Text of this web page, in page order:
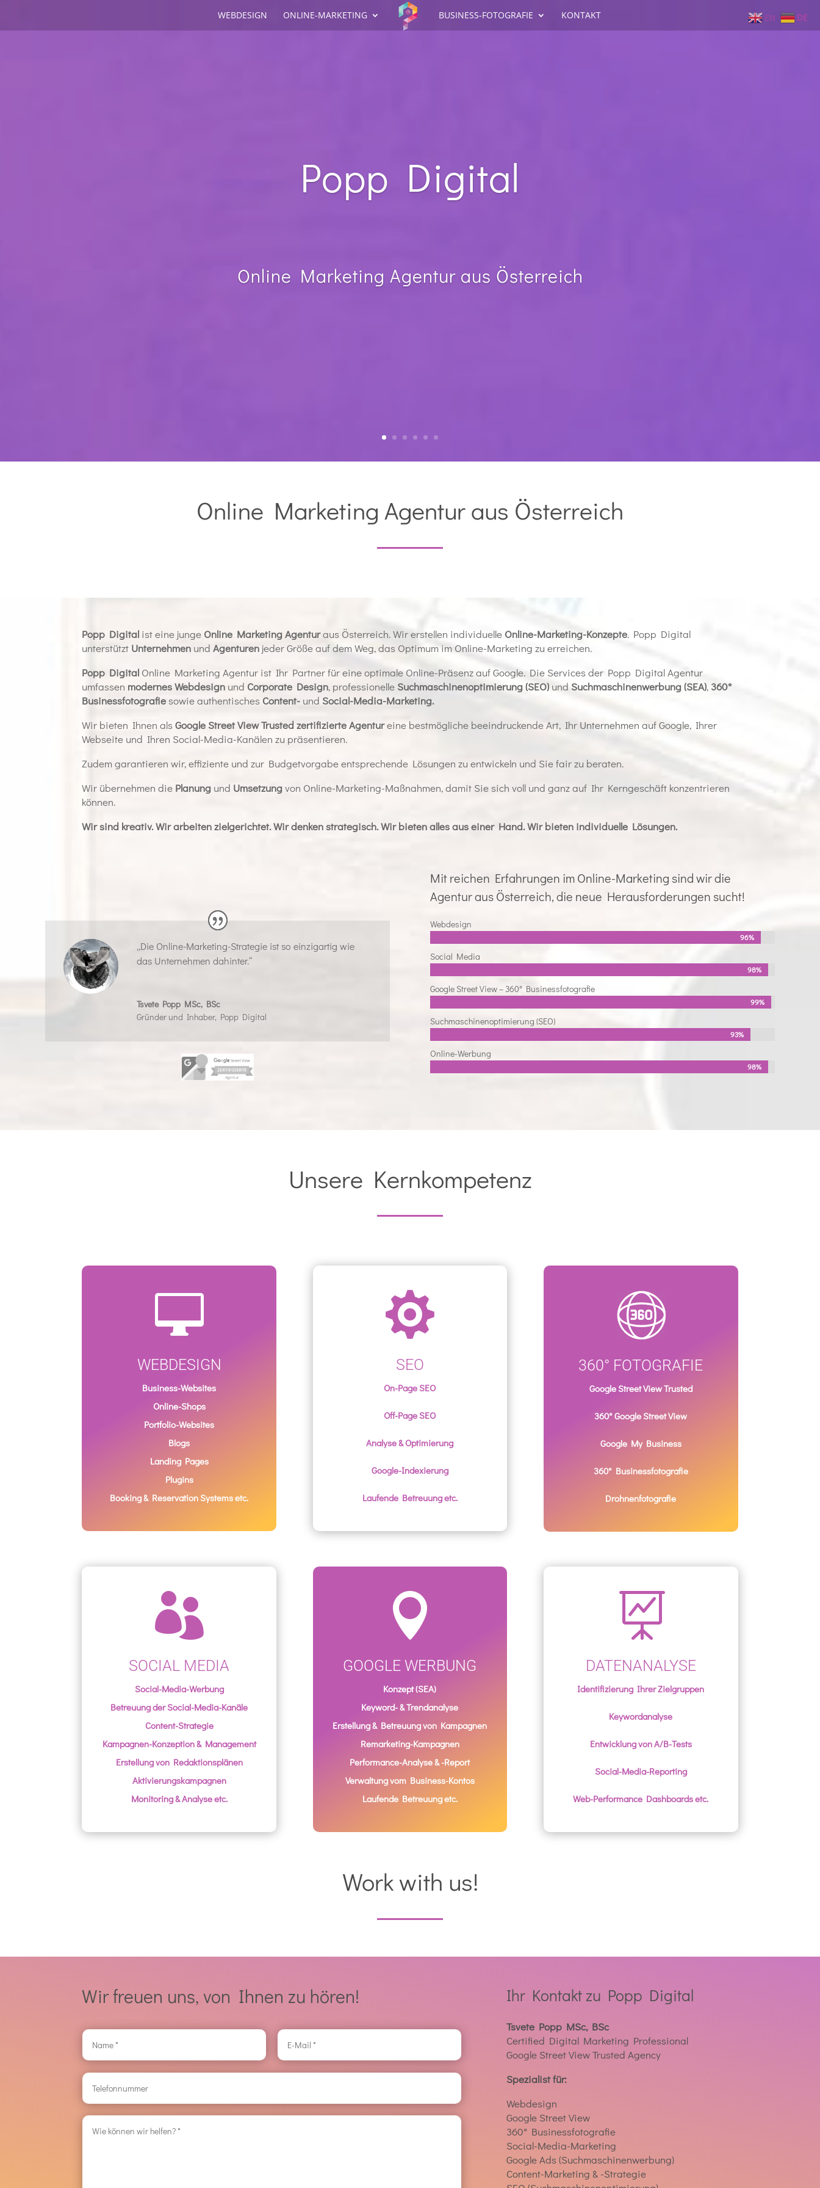
WEBDESIGN ONLINE-MARKETING BUSINESS-FOTOGRAFIE KONTAKT
Popp Digital
Online Marketing Agentur aus Österreich
Online Marketing Agentur aus Österreich
Popp Digital ist eine junge Online Marketing Agenturaus Österreich. Wir erstellen individuelle Online-Marketing-Konzepte. Popp Digital
unterstützt Unternehmen undAgenturenjeder Größe auf dem Weg, das Optimum im Online-Marketing zu erreichen.
Popp Digital Online Marketing Agentur ist Ihr Partner für eine optimale Online-Präsenz auf Google. Die Services der Popp Digital Agentur
umfassen modernes Webdesign und Corporate Design, professionelle Suchmaschinenoptimierung (SEO) undSuchmaschinenwerbung (SEA), 360°
Businessfotografiesowie authentisches Content- und Social-Media-Marketing.
Wir bieten Ihnen alsGoogle Street View Trusted zertifizierte Agentureine bestmögliche beeindruckende Art, Ihr Unternehmen auf Google, Ihrer
Webseite und Ihren Social-Media-Kanälen zu präsentieren.
Zudem garantieren wir, effiziente und zur Budgetvorgabe entsprechende Lösungen zu entwickeln und Sie fair zu beraten.
Wir übernehmen die Planung und Umsetzungvon Online-Marketing-Maßnahmen, damit Sie sich voll und ganz auf Ihr Kerngeschäft konzentrieren
können.
Wir sind kreativ. Wir arbeiten zielgerichtet. Wir denken strategisch. Wir bieten alles aus einer Hand. Wir bieten individuelle Lösungen.
„Die Online-Marketing-Strategie ist so einzigartig wie
das Unternehmen dahinter.“
Tsvete Popp MSc, BSc
Gründer und Inhaber, Popp Digital
Mit reichen Erfahrungen im Online-Marketing sind wir die
Agentur aus Österreich, die neue Herausforderungen sucht!
Webdesign
96%
96%
Social Media
98%
98%
Google Street View – 360° Businessfotografie
99%
99%
Suchmaschinenoptimierung (SEO)
93%
93%
Online-Werbung
98%
98%
Unsere Kernkompetenz

WEBDESIGN
Business-Websites
Online-Shops
Portfolio-Websites
Blogs
Landing Pages
Plugins
Booking & Reservation Systems etc.

SEO
On-Page SEO
Off-Page SEO
Analyse & Optimierung
Google-Indexierung
Laufende Betreuung etc.
360° FOTOGRAFIE
Google Street View Trusted
360° Google Street View
Google My Business
360° Businessfotografie
Drohnenfotografie

SOCIAL MEDIA
Social-Media-Werbung
Betreuung der Social-Media-Kanäle
Content-Strategie
Kampagnen-Konzeption & Management
Erstellung von Redaktionsplänen
Aktivierungskampagnen
Monitoring & Analyse etc.

GOOGLE WERBUNG
Konzept (SEA)
Keyword- & Trendanalyse
Erstellung & Betreuung von Kampagnen
Remarketing-Kampagnen
Performance-Analyse & -Report
Verwaltung vom Business-Kontos
Laufende Betreuung etc.

DATENANALYSE
Identifizierung Ihrer Zielgruppen
Keywordanalyse
Entwicklung von A/B-Tests
Social-Media-Reporting
Web-Performance Dashboards etc.
Work with us!
Wirfreuen uns, von Ihnen zu hören! Ihr Kontakt zu Popp Digital
Tsvete Popp MSc, BSc
Certified Digital Marketing Professional
Google Street View Trusted Agency
Spezialist für:
Webdesign
Google Street View
360° Businessfotografie
Social-Media-Marketing
Google Ads (Suchmaschinenwerbung)
Content-Marketing & -Strategie
EN DE